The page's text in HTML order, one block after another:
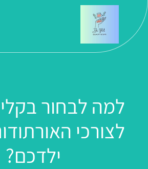
למה לבחור
לצורכי
ילדכם?